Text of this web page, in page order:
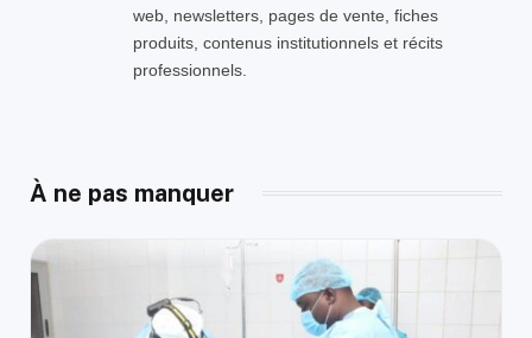
web, newsletters, pages de vente, fiches
produits, contenus institutionnels et récits
professionnels.
À ne pas manquer